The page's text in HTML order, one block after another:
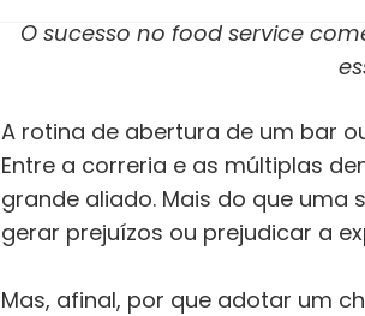
O sucesso no food service
A rotina de abertura de um bar
Entre a correria e as múltiplas
grande aliado. Mais do que uma
gerar prejuízos ou prejudicar a
Mas, afinal, por que adotar um